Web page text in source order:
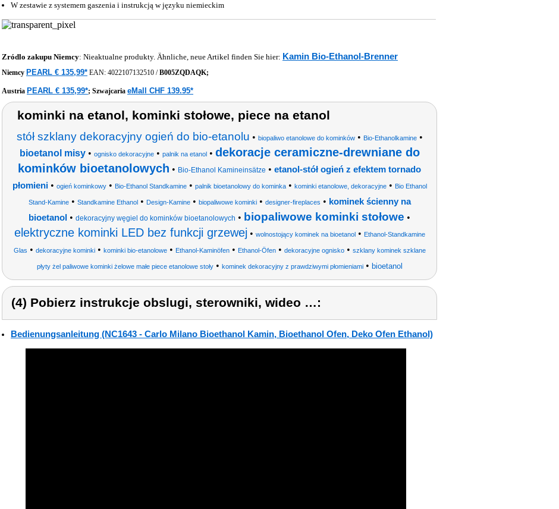
W zestawie z systemem gaszenia i instrukcją w języku niemieckim
Zródlo zakupu Niemcy: Nieaktualne produkty. Ähnliche, neue Artikel finden Sie hier: Kamin Bio-Ethanol-Brenner
Niemcy PEARL € 135,99* EAN: 4022107132510 /B005ZQDAQK;
Austria PEARL € 135,99*; Szwajcaria eMall CHF 139.95*
kominki na etanol, kominki stołowe, piece na etanol
stół szklany dekoracyjny ogień do bio-etanolu • biopaliwo etanolowe do kominków• Bio-Ethanolkamine•
bioetanol misy• ognisko dekoracyjne• palnik na etanol• dekoracje ceramiczne-drewniane do
kominków bioetanolowych • Bio-Ethanol Kamineinsätze • etanol-stół ogień z efektem tornado
płomieni• ogień kominkowy• Bio-Ethanol Standkamine• palnik bioetanolowy do kominka• kominki etanolowe, dekoracyjne• Bio Ethanol
Stand-Kamine• Standkamine Ethanol• Design-Kamine• biopaliwowe kominki• designer-fireplaces • kominek ścienny na
bioetanol • dekoracyjny węgiel do kominków bioetanolowych • biopaliwowe kominki stołowe •
elektryczne kominki LED bez funkcji grzewej• wolnostojący kominek na bioetanol• Ethanol-Standkamine
Glas • dekoracyjne kominki• kominki bio-etanolowe• Ethanol-Kaminöfen• Ethanol-Öfen• dekoracyjne ognisko• szklany kominek szklane
płyty żel paliwowe kominki żelowe małe piece etanolowe stoły• kominek dekoracyjny z prawdziwymi płomieniami• bioetanol
(4) Pobierz instrukcje obslugi, sterowniki, wideo …:
Bedienungsanleitung (NC1643 - Carlo Milano Bioethanol Kamin, Bioethanol Ofen, Deko Ofen Ethanol)